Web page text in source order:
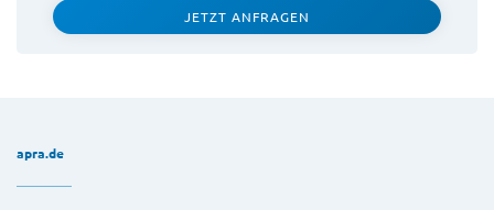
JETZT ANFRAGEN
apra.de